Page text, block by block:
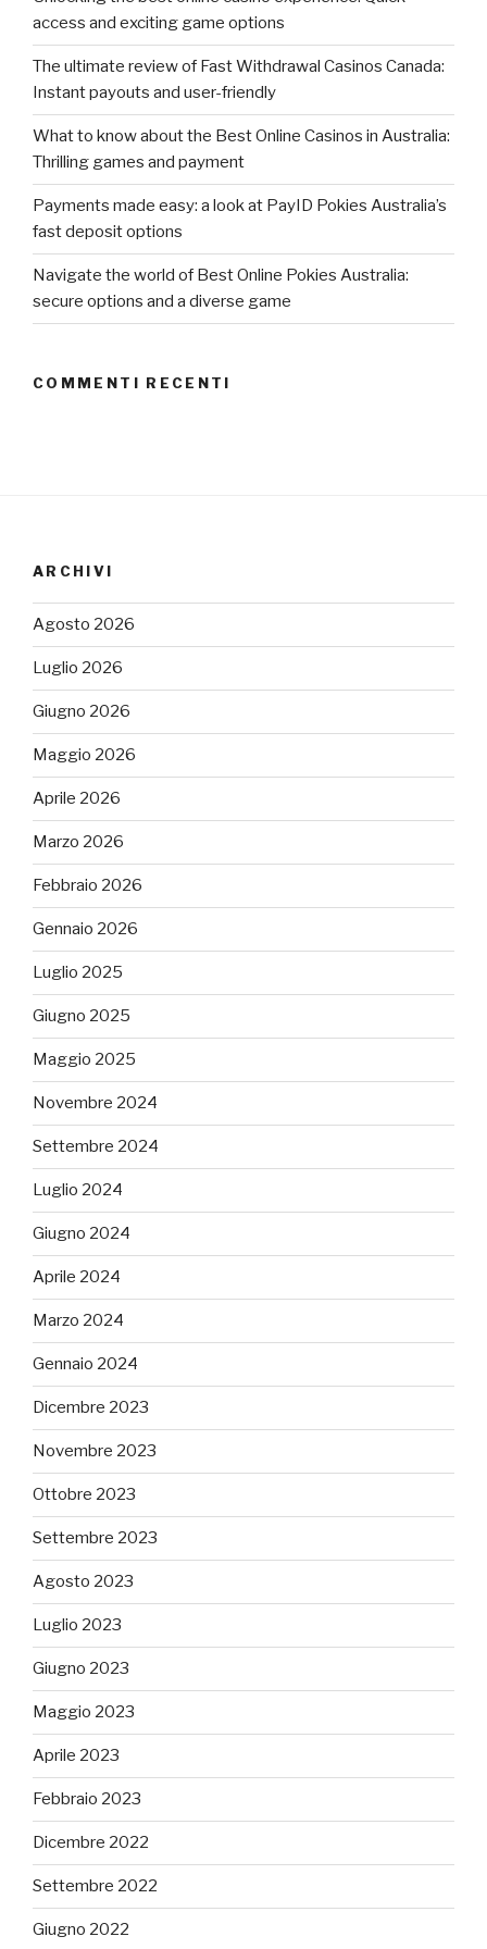
access and exciting game options
The ultimate review of Fast Withdrawal Casinos Canada:
Instant payouts and user-friendly
What to know about the Best Online Casinos in Australia:
Thrilling games and payment
Payments made easy: a look at PayID Pokies Australia’s
fast deposit options
Navigate the world of Best Online Pokies Australia:
secure options and a diverse game
COMMENTI RECENTI
ARCHIVI
Agosto 2026
Luglio 2026
Giugno 2026
Maggio 2026
Aprile 2026
Marzo 2026
Febbraio 2026
Gennaio 2026
Luglio 2025
Giugno 2025
Maggio 2025
Novembre 2024
Settembre 2024
Luglio 2024
Giugno 2024
Aprile 2024
Marzo 2024
Gennaio 2024
Dicembre 2023
Novembre 2023
Ottobre 2023
Settembre 2023
Agosto 2023
Luglio 2023
Giugno 2023
Maggio 2023
Aprile 2023
Febbraio 2023
Dicembre 2022
Settembre 2022
Giugno 2022